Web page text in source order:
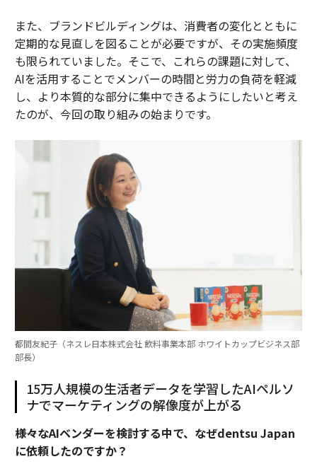
また、ブランドビルディングは、消費者の変化とともに
定期的な見直しを図ることが必要ですが、その実施頻度
も限られていました。そこで、これらの課題に対して、
AIを活用することでメンバーの時間と労力の負荷を軽減
し、より本質的な部分に集中できるようにしたいと考え
たのが、今回の取り組みの始まりです。
都間友紀子（ネスレ日本株式会社 飲料事業本部 ホワイトカップビジネス部
部長）
15万人規模の生活者データを学習したAIペルソ
ナでマーケティングの解像度が上がる
――様々なAIベンダーを検討する中で、なぜdentsu Japan
に依頼したのですか？